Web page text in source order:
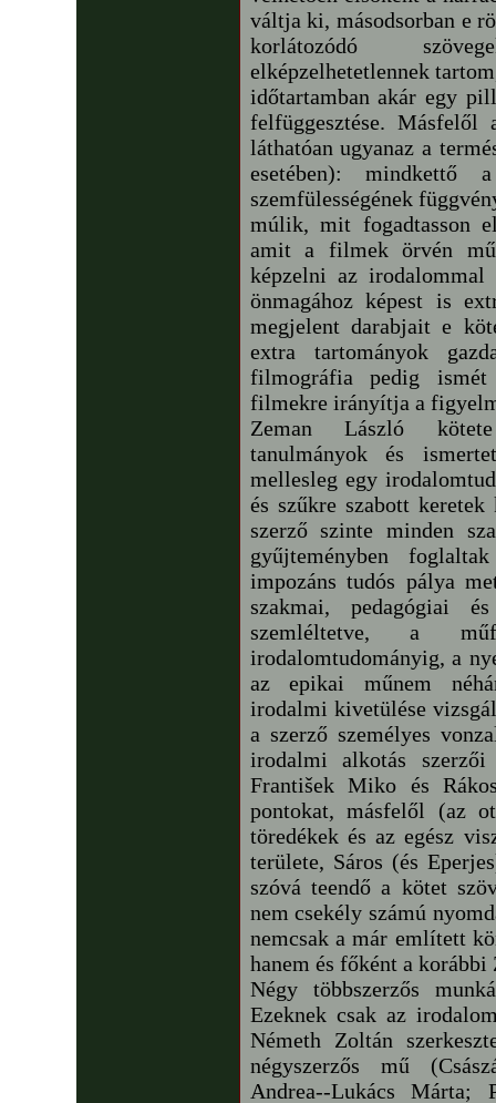
váltja ki, másodsorban e
korlátozódó
elképzelhetetlennek
időtartamban akár egy
felfüggesztése. Másfelől
láthatóan ugyanaz a
esetében): mindkettő
szemfülességének
múlik, mit fogadtasson
amit a filmek örvén
képzelni az
önmagához képest is
megjelent darabjait e
extra tartományok
filmográfia pedig
filmekre irányítja a
Zeman László kötete
tanulmányok és
mellesleg egy
és szűkre szabott
szerző szinte minden
gyűjteményben
impozáns tudós pálya
szakmai, pedagógiai
szemléltetve, a
irodalomtudományig, a
az epikai műnem
irodalmi kivetülése
a szerző személyes
irodalmi alkotás
František Miko és
pontokat, másfelől (az
töredékek és az egész
területe, Sáros (és
szóvá teendő a kötet
nem csekély számú
nemcsak a már említett
hanem és főként a
Négy többszerzős
Ezeknek csak az
Németh Zoltán
négyszerzős mű
Andrea--Lukács Márta;